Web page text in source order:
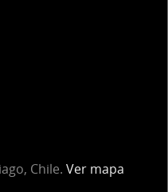
Chile. Ver mapa